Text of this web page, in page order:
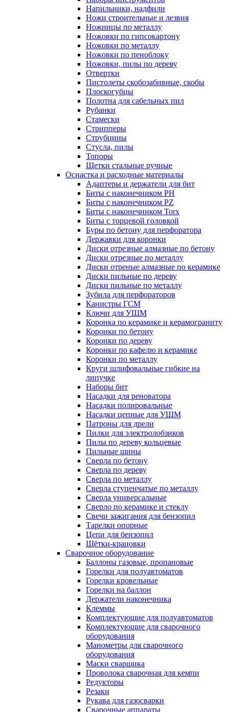
Напильники, надфили
Ножи строительные и лезвия
Ножницы по металлу
Ножовки по гипсокартону
Ножовки по металлу
Ножовки по пеноблоку
Ножовки, пилы по дереву
Отвертки
Пистолеты скобозабивные, скобы
Плоскогубцы
Полотна для сабельных пил
Рубанки
Стамески
Стрипперы
Струбцины
Стусла, пилы
Топоры
Щетки стальные ручные
Оснастка и расходные материалы
Адаптеры и держатели для бит
Биты с наконечником PH
Биты с наконечником PZ
Биты с наконечником Torx
Биты с торцевой головкой
Буры по бетону для перфоратора
Державки для коронки
Диски отрезные алмазные по бетону
Диски отрезные по металлу
Диски отреные алмазные по керамике
Диски пильные по дереву
Диски пильные по металлу
Зубила для перфораторов
Канистры ГСМ
Ключи для УШМ
Коронка по керамике и керамограниту
Коронки по бетону
Коронки по дереву
Коронки по кафелю и керамике
Коронки по металлу
Круги шлифовальные гибкие на
липучке
Наборы бит
Насадки для реноватора
Насадки полировальные
Насадки цепные для УШМ
Патроны для дрели
Пилки для электролобзиков
Пилы по дереву кольцевые
Пильные шины
Сверла по бетону
Сверла по дереву
Сверла по металлу
Сверла ступенчатые по металлу
Сверла универсальные
Сверло по керамике и стеклу
Свечи зажигания для бензопил
Тарелки опорные
Цепи для бензопил
Щётки-крацовки
Сварочное оборудование
Баллоны газовые, пропановые
Горелки для полуавтоматов
Горелки кровельные
Горелки на баллон
Держатели наконечника
Клеммы
Комплектующие для полуавтоматов
Комплектующие для сварочного
оборудования
Манометры для сварочного
оборудования
Маски сварщика
Проволока сварочная для кемпи
Редукторы
Резаки
Рукава для газосварки
Сварочные аппараты